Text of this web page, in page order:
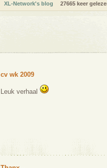
XL-Network's blog 27665 keer
cv wk 2009
Leuk verhaal